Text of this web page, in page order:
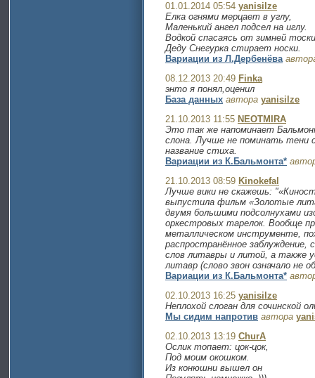
01.01.2014 05:54 yanisilze
Елка огнями мерцает в углу,
Маленький ангел подсел на иглу.
Водкой спасаясь от зимней
Деду Снегурка стирает носки.
Вариации из Л.Дербенёва
08.12.2013 20:49 Finka
энто я понял,оценил
База данных автора yanisilze
21.10.2013 11:55 NEOTMIRA
Это так же напоминает
слона. Лучше не поминать тени
название стиха.
Вариации из К.Бальмонта*
21.10.2013 08:59 Kinokefal
Лучше вики не скажешь:
выпустила фильм «Золотые
двумя большими подсолнухами
оркестровых тарелок. Вообще
металлическом инструменте,
распространённое
слов литавры и литой, а также
литавр (слово звон означало не
Вариации из К.Бальмонта*
02.10.2013 16:25 yanisilze
Неплохой слоган для сочинской
Мы сидим напротив автора
02.10.2013 13:19 ChurA
Ослик топает: цок-цок,
Под моим окошком.
Из конюшни вышел он